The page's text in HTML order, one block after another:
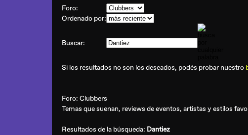
Foro:
Ordenado por:
Buscar:
Si los resultados no son los deseados, podés probar nuestro
Foro: Clubbers
Temas que suenan, reviews de eventos, artistas y estilos
Resultados de la búsqueda: Dantiez